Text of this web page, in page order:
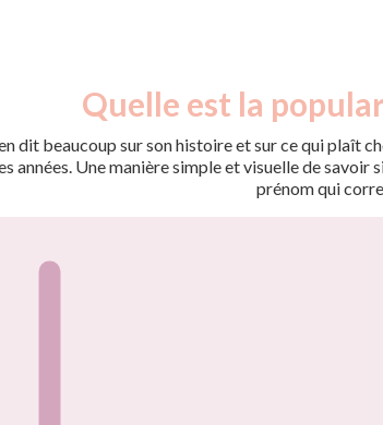
Quelle est la
dit beaucoup sur son histoire et sur ce qui plaît
années. Une manière simple et visuelle de
prénom qui